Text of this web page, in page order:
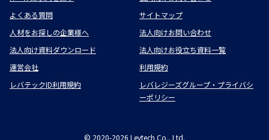
よくある質問
サイトマップ
人材をお探しの企業様へ
法人向けお問い合わせ
法人向け資料ダウンロード
法人向けお役立ち資料一覧
運営会社
利用規約
レバテックID利用規約
レバレジーズグループ・プライバシ
ーポリシー
© 2020-2026 Levtech Co., Ltd.